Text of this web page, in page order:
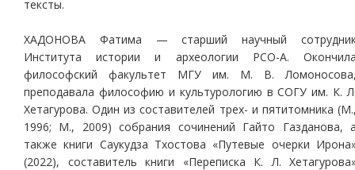
тексты.
ХАДОНОВА Фатима — старший научный
Института истории и археологии РСО-А.
философский факультет МГУ им. М. В.
преподавала философию и культурологию в СОГУ им. К.
Хетагурова. Один из составителей трех- и пятитомника
1996; М., 2009) собрания сочинений Гайто Газданова,
также книги Саукудза Тхостова «Путевые очерки
(2022), составитель книги «Переписка К. Л.